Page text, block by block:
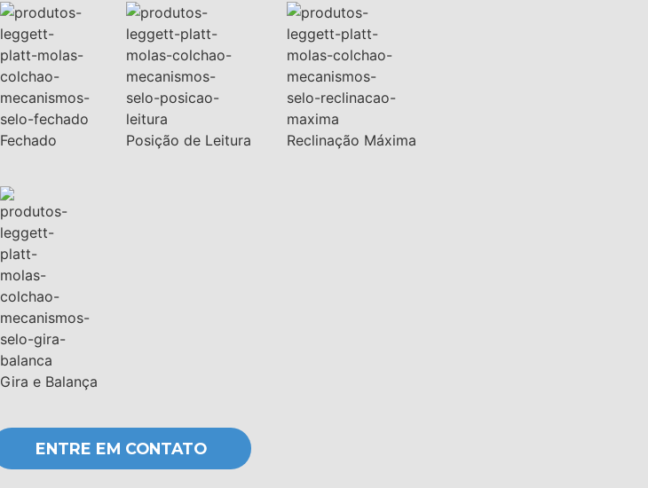
Fechado Posição de Leitura Reclinação Máxima
Gira e Balança
ENTRE EM CONTATO